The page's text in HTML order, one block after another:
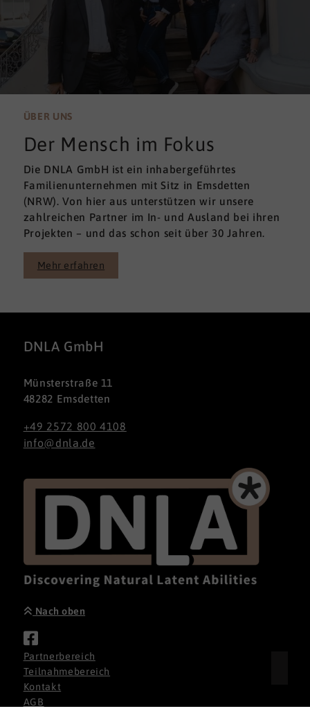
ÜBER UNS
Der Mensch im Fokus
Die DNLA GmbH ist ein inhabergeführtes
Familienunternehmen mit Sitz in Emsdetten
(NRW). Von hier aus unterstützen wir unsere
zahlreichen Partner im In- und Ausland bei ihren
Projekten – und das schon seit über 30 Jahren.
Mehr erfahren
DNLA GmbH
Münsterstraße 11
48282 Emsdetten
+49 2572 800 4108
info@dnla.de
Nach oben
Partnerbereich
Teilnahmebereich
Kontakt
AGB